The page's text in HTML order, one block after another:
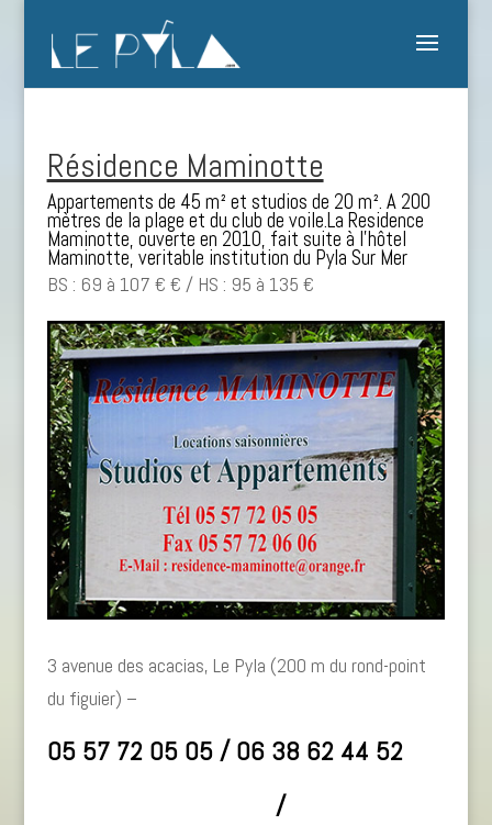
Résidence Maminotte
Appartements de 45 m² et studios de 20 m². A 200
mètres de la plage et du club de voile.La Residence
Maminotte, ouverte en 2010, fait suite à l’hôtel
Maminotte, veritable institution du Pyla Sur Mer
BS : 69 à 107 € € / HS : 95 à 135 €
3 avenue des acacias, Le Pyla (200 m du rond-point
du figuier) –
05 57 72 05 05 / 06 38 62 44 52
/